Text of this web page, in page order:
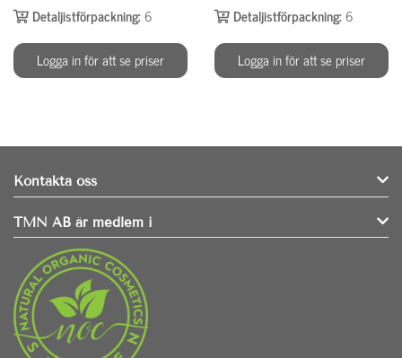
Detaljistförpackning:6
Logga in för att se priser
Detaljistförpackning:6
Logga in för att se priser
Kontakta oss
TMN AB är medlem i